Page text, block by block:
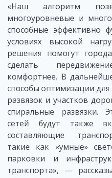
«Наш алгоритм
многоуровневые и
способные эффективно
условиях высокой
решения помогут
сделать
комфортнее. В
способы оптимизации
развязок и участков
спиральные развязки.
сетей будут также
составляющие
такие как «умные»
парковки и
транспорта», —